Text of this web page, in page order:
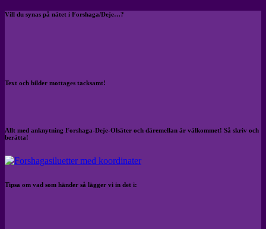
Vill du synas på nätet i Forshaga/Deje…?
Text och bilder mottages tacksamt!
Allt med anknytning Forshaga-Deje-Olsäter och däremellan är välkommet! Så skriv och
berätta!
Tipsa om vad som händer så lägger vi in det i: